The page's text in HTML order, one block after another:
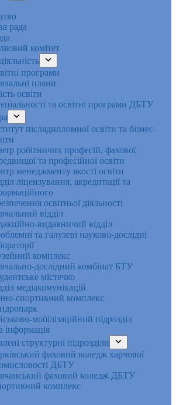
рада
комітет
програми
плани
освіти
та освітні програми ДБТУ
післядипломної освіти та бізнес-
робітничих професій, фахової
та професійної освіти
менеджменту якості освіти
ліцензування, акредитації та
освітньої діяльності
відділ
видавничий відділ
та галузеві науково-дослідні
комплекс
дослідний комбінат БТУ
містечко
медіакомунікацій
спортивний комплекс
мобілізаційний підрозділ
інформація
структурні підрозділи
фаховий коледж харчової
ДБТУ
фаховий коледж ДБТУ
комплекс